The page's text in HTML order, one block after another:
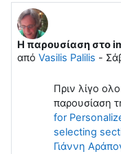
H παρουσίαση στο
από Vasilis Palilis -
Αριθμός
Πριν λίγο
παρουσίαση
for
selecting
Γιάννη